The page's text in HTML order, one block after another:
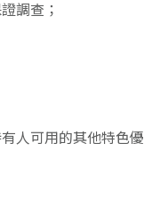
調查；
人可用的其他特色優